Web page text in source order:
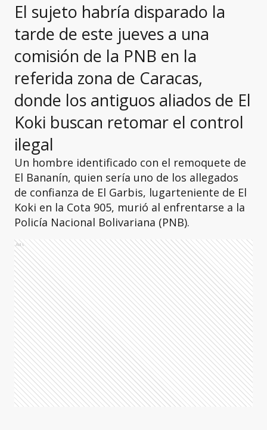
El sujeto habría disparado la
tarde de este jueves a una
comisión de la PNB en la
referida zona de Caracas,
donde los antiguos aliados de El
Koki buscan retomar el control
ilegal
Un hombre identificado con el remoquete de
El Bananín, quien sería uno de los allegados
de confianza de El Garbis, lugarteniente de El
Koki en la Cota 905, murió al enfrentarse a la
Policía Nacional Bolivariana (PNB).
Ads